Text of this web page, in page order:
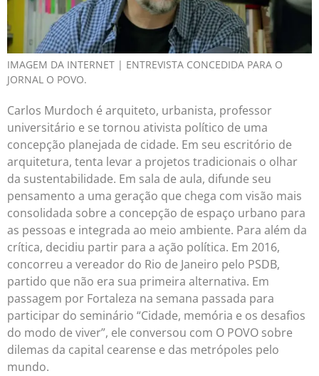
IMAGEM DA INTERNET | ENTREVISTA CONCEDIDA PARA O
JORNAL O POVO.
Carlos Murdoch é arquiteto, urbanista, professor
universitário e se tornou ativista político de uma
concepção planejada de cidade. Em seu escritório de
arquitetura, tenta levar a projetos tradicionais o olhar
da sustentabilidade. Em sala de aula, difunde seu
pensamento a uma geração que chega com visão mais
consolidada sobre a concepção de espaço urbano para
as pessoas e integrada ao meio ambiente. Para além da
crítica, decidiu partir para a ação política. Em 2016,
concorreu a vereador do Rio de Janeiro pelo PSDB,
partido que não era sua primeira alternativa. Em
passagem por Fortaleza na semana passada para
participar do seminário “Cidade, memória e os desafios
do modo de viver”, ele conversou com O POVO sobre
dilemas da capital cearense e das metrópoles pelo
mundo.